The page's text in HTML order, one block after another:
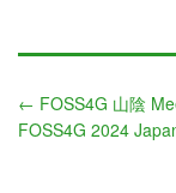
← FOSS4G 山陰
FOSS4G 2024